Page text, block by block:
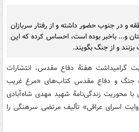
و در جنوب حضور داشته و از رفتار سربازان
و... باخبر بوده است، احساس کرده که این
و از جنگ بگویند.
گرامیداشت هفتۀ دفاع مقدس، انتشارات
جنگ و دفاع مقدس کتاب‌های «مرغ غریب
با محوریت زندگی‌نامۀ شهید مهدی شاه‌آبادی
اسرای عراقی» تألیف مرتضی سرهنگی را